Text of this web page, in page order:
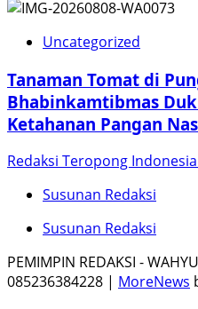
Uncategorized
Tanaman Tomat di
Bhabinkamtibmas
Ketahanan Pangan
Redaksi Teropong
Susunan Redaksi
Susunan Redaksi
PEMIMPIN REDAKSI -
085236384228 | MoreNews